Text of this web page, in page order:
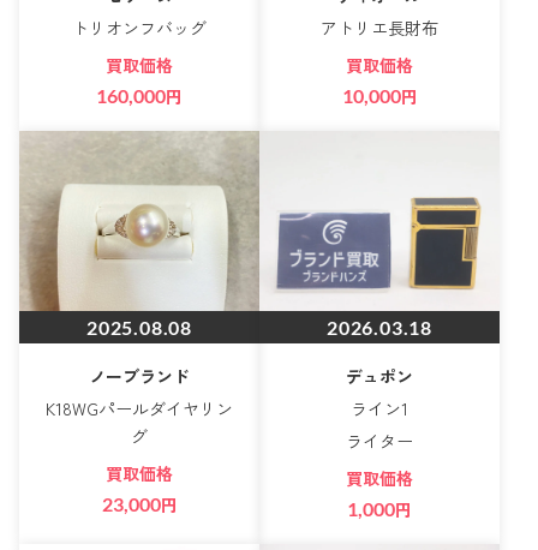
トリオンフバッグ
買取価格
160,000円
アトリエ長財布
買取価格
10,000円
2025.08.08
ノーブランド
K18WGパールダイヤリン
グ
買取価格
23,000円
2026.03.18
デュポン
ライン1
ライター
買取価格
1,000円